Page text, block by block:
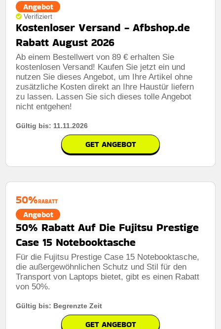
Angebot
Verifiziert
Kostenloser Versand - Afbshop.de
Rabatt August 2026
Ab einem Bestellwert von 89 € erhalten Sie
kostenlosen Versand! Kaufen Sie jetzt ein und
nutzen Sie dieses Angebot, um Ihre Artikel ohne
zusätzliche Kosten direkt an Ihre Haustür liefern
zu lassen. Lassen Sie sich dieses tolle Angebot
nicht entgehen!
Gültig bis: 11.11.2026
GET ANGEBOT
50%RABATT
Angebot
50% Rabatt Auf Die Fujitsu Prestige
Case 15 Notebooktasche
Für die Fujitsu Prestige Case 15 Notebooktasche,
die außergewöhnlichen Schutz und Stil für den
Transport von Laptops bietet, gibt es einen Rabatt
von 50%.
Gültig bis: Begrenzte Zeit
GET ANGEBOT